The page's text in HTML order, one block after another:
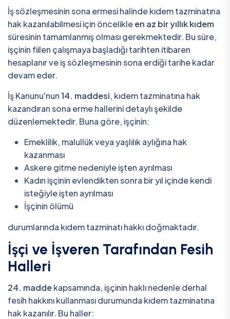
İş sözleşmesinin sona ermesi halinde kıdem tazminatına
hak kazanılabilmesi için öncelikleen az bir yıllık kıdem
süresinin tamamlanmış olması gerekmektedir. Bu süre,
işçinin fiilen çalışmaya başladığı tarihten itibaren
hesaplanır ve iş sözleşmesinin sona erdiği tarihe kadar
devam eder.
İş Kanunu'nun14. maddesi, kıdem tazminatına hak
kazandıran sona erme hallerini detaylı şekilde
düzenlemektedir. Buna göre, işçinin:
Emeklilik, malullük veya yaşlılık aylığına hak
kazanması
Askere gitme nedeniyle işten ayrılması
Kadın işçinin evlendikten sonra bir yıl içinde kendi
isteğiyle işten ayrılması
İşçinin ölümü
durumlarında kıdem tazminatı hakkı doğmaktadır.
İşçi ve İşveren Tarafından Fesih
Halleri
24. maddekapsamında, işçinin haklı nedenle derhal
fesih hakkını kullanması durumunda kıdem tazminatına
hak kazanılır. Bu haller: